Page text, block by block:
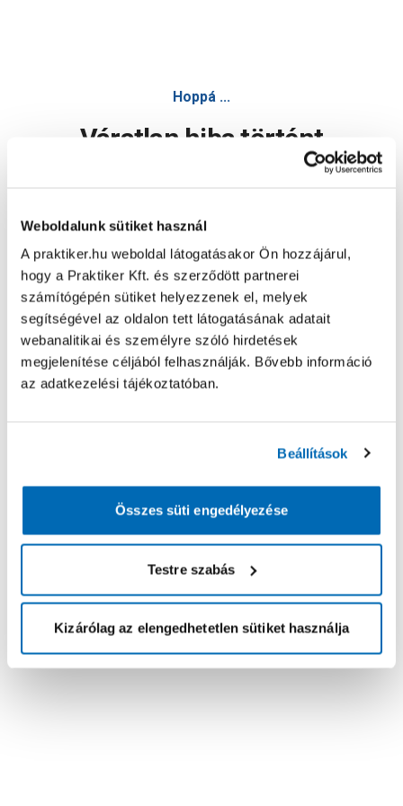
Weboldalunk sütiket használ
A praktiker.hu weboldal látogatásakor Ön hozzájárul,
hogy a Praktiker Kft. és szerződött partnerei
számítógépén sütiket helyezzenek el, melyek
segítségével az oldalon tett látogatásának adatait
webanalitikai és személyre szóló hirdetések
megjelenítése céljából felhasználják. Bővebb információ
az adatkezelési tájékoztatóban.
Beállítások
Összes süti engedélyezése
Testre szabás
Kizárólag az elengedhetetlen sütiket használja
Hoppá ...
Váratlan hiba történt
Oldal újratöltése